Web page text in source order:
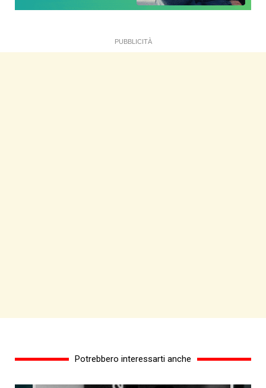
PUBBLICITÀ
Potrebbero interessarti anche